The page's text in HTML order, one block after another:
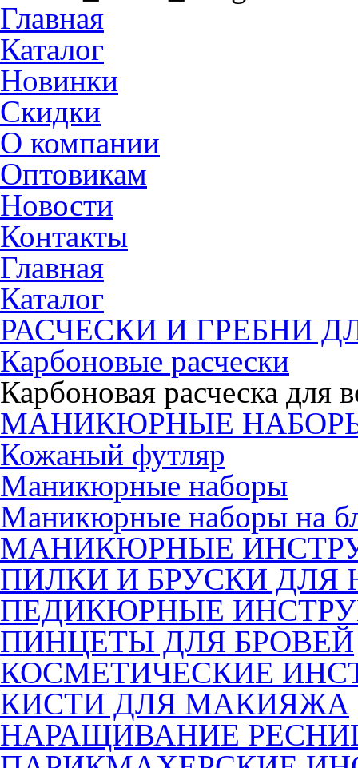
Главная
Каталог
Новинки
Скидки
О компании
Оптовикам
Новости
Контакты
Главная
Каталог
РАСЧЕСКИ И ГРЕБНИ
Карбоновые расчески
Карбоновая расческа для
МАНИКЮРНЫЕ
Кожаный футляр
Маникюрные наборы
Маникюрные наборы на
МАНИКЮРНЫЕ
ПИЛКИ И БРУСКИ ДЛЯ
ПЕДИКЮРНЫЕ
ПИНЦЕТЫ ДЛЯ БРОВЕЙ
КОСМЕТИЧЕСКИЕ
КИСТИ ДЛЯ МАКИЯЖА
НАРАЩИВАНИЕ